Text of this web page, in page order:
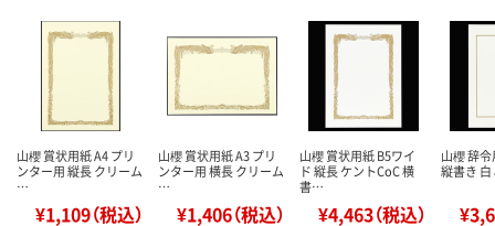
山櫻 賞状用紙 A4 プリ
ンター用 縦長 クリーム
…
¥1,109（税込）
山櫻 賞状用紙 A3 プリ
ンター用 横長 クリーム
…
¥1,406（税込）
山櫻 賞状用紙 B5ワイ
ド 縦長 ケントCoC 横
書…
¥4,463（税込）
山櫻 辞
縦書き